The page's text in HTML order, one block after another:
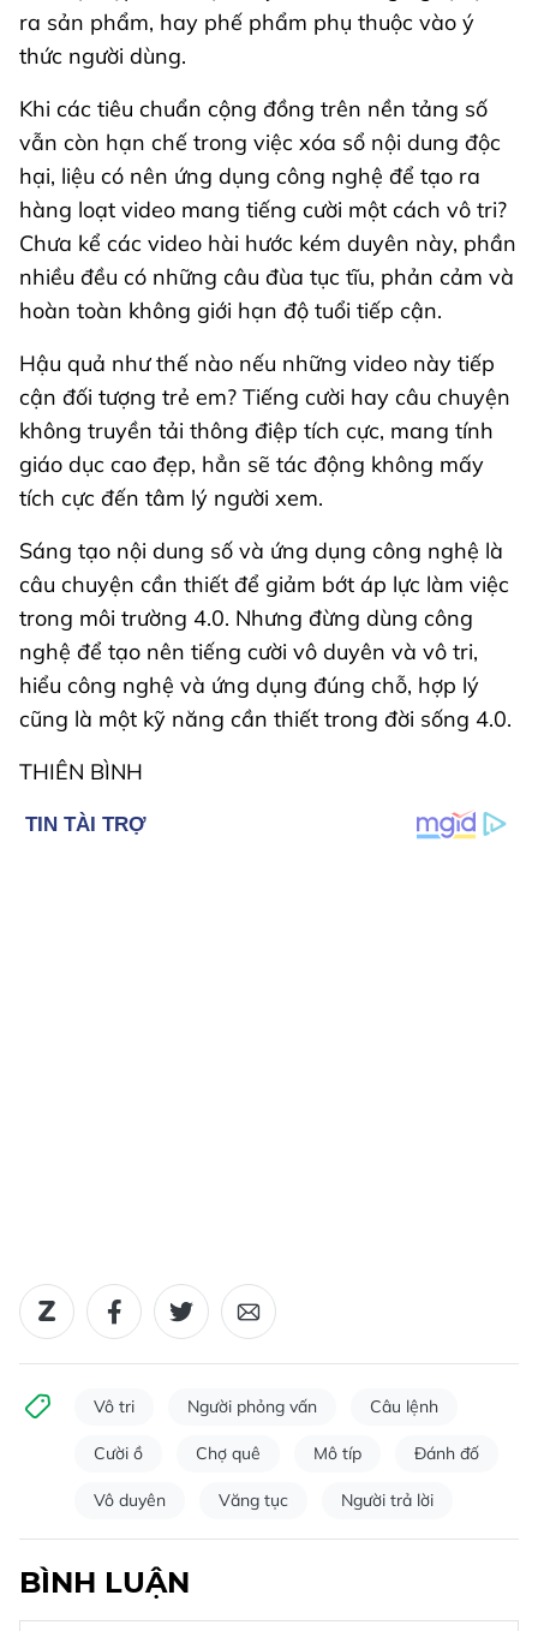
ra sản phẩm, hay phế phẩm phụ thuộc vào ý
thức người dùng.
Khi các tiêu chuẩn cộng đồng trên nền tảng số
vẫn còn hạn chế trong việc xóa sổ nội dung độc
hại, liệu có nên ứng dụng công nghệ để tạo ra
hàng loạt video mang tiếng cười một cách vô tri?
Chưa kể các video hài hước kém duyên này, phần
nhiều đều có những câu đùa tục tĩu, phản cảm và
hoàn toàn không giới hạn độ tuổi tiếp cận.
Hậu quả như thế nào nếu những video này tiếp
cận đối tượng trẻ em? Tiếng cười hay câu chuyện
không truyền tải thông điệp tích cực, mang tính
giáo dục cao đẹp, hẳn sẽ tác động không mấy
tích cực đến tâm lý người xem.
Sáng tạo nội dung số và ứng dụng công nghệ là
câu chuyện cần thiết để giảm bớt áp lực làm việc
trong môi trường 4.0. Nhưng đừng dùng công
nghệ để tạo nên tiếng cười vô duyên và vô tri,
hiểu công nghệ và ứng dụng đúng chỗ, hợp lý
cũng là một kỹ năng cần thiết trong đời sống 4.0.
THIÊN BÌNH
Vô tri Người phỏng vấn Câu lệnh
Cười ồ Chợ quê Mô típ Đánh đố
Vô duyên Văng tục Người trả lời
BÌNH LUẬN